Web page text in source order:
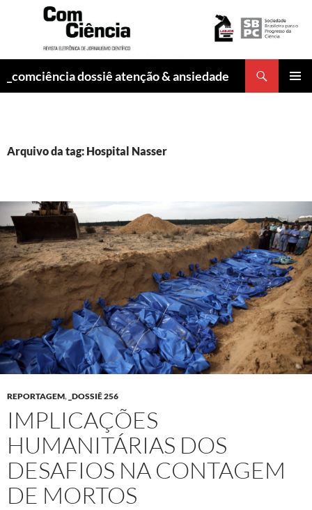
_comciência dossiê atenção & ansiedade
Arquivo da tag: Hospital Nasser
REPORTAGEM, _DOSSIÊ 256
IMPLICAÇÕES
HUMANITÁRIAS DOS
DESAFIOS NA CONTAGEM
DE MORTOS